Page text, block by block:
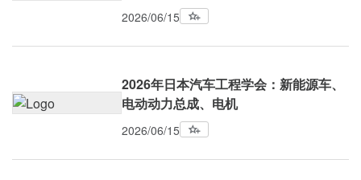
2026/06/15
2026年日本汽车工程学会：新能源车、
电动动力总成、电机
2026/06/15